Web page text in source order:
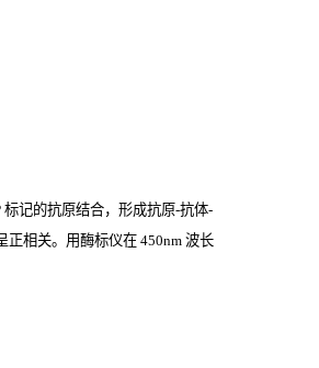
标记的抗原结合，形成抗原-抗体-
正相关。用酶标仪在450nm 波长